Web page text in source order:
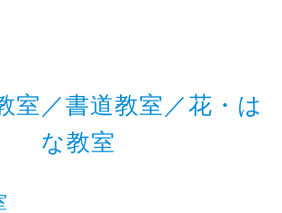
室／書道教室／花・は
な教室